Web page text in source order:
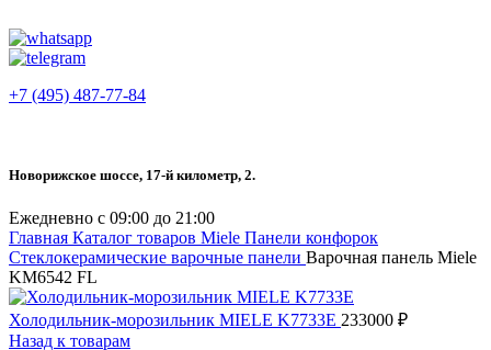
+7 (495) 487-77-84
Новорижское шоссе, 17-й километр, 2.
Ежедневно с 09:00 до 21:00
Главная Каталог товаров Miele Панели конфорок
Стеклокерамические варочные панели Варочная панель Miele
KM6542 FL
Холодильник-морозильник MIELE K7733E 233000 ₽
Назад к товарам